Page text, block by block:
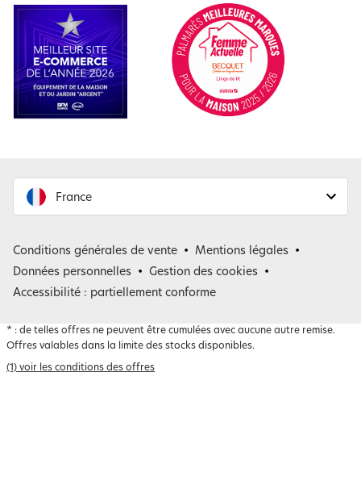
France
Belgique
Conditions générales de vente
Mentions légales
Données personnelles
Gestion des cookies
Accessibilité : partiellement conforme
* : de telles offres ne peuvent être cumulées avec aucune autre remise.
Offres valables dans la limite des stocks disponibles.
(1) voir les conditions des offres